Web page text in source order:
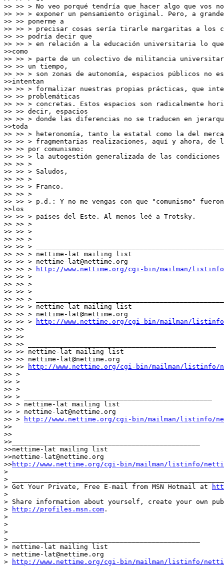
>> >> > No veo porqué tendría que hacer algo que vos
>> >> > exponer un pensamiento original. Pero, a
>> >> ponerme a
>> >> > precisar cosas sería tirarle margaritas a los
>> >> podría decir que
>> >> > en relación a la educación universitaria lo que
>>como
>> >> > parte de un colectivo de militancia
>> >> un tiempo,
>> >> > son zonas de autonomía, espacios públicos no
>>intentan
>> >> > formalizar nuestras propias prácticas, que
>> >> problemáticas
>> >> > concretas. Estos espacios son radicalmente
>> >> decir, espacios
>> >> > donde las diferencias no se traducen en
>>toda
>> >> > heteronomía, tanto la estatal como la del
>> >> > fragmentarias realizaciones, aquí y ahora, de
>> >> por comunismo:
>> >> > la autogestión generalizada de las
>> >> >
>> >> > Saludos,
>> >> >
>> >> > Franco.
>> >> >
>> >> > p.d.: Y no me vengas con que "comunismo"
>>los
>> >> > países del Este. Al menos leé a Trotsky.
>> >> >
>> >> >
>> >> >
>> >> > _______________________________________________
>> >> > nettime-lat mailing list
>> >> > nettime-lat@nettime.org
>> >> >
http://www.nettime.org/cgi-bin/mailman/
>> >> >
>> >> >
>> >> >
>> >> > _______________________________________________
>> >> > nettime-lat mailing list
>> >> > nettime-lat@nettime.org
>> >> >
http://www.nettime.org/cgi-bin/mailman/
>> >>
>> >>
>> >> _______________________________________________
>> >> nettime-lat mailing list
>> >> nettime-lat@nettime.org
>> >>
http://www.nettime.org/cgi-bin/mailman/listinfo/
>> >
>> >
>> >
>> > _______________________________________________
>> > nettime-lat mailing list
>> > nettime-lat@nettime.org
>> >
http://www.nettime.org/cgi-bin/mailman/listinfo/
>>
>>
>>_______________________________________________
>>nettime-lat mailing list
>>nettime-lat@nettime.org
>>http://www.nettime.org/cgi-bin/mailman/listinfo/
>
>
> Get Your Private, Free E-mail from MSN Hotmail at
>
> Share information about yourself, create your own
>
http://profiles.msn.com .
>
>
>
> _______________________________________________
> nettime-lat mailing list
> nettime-lat@nettime.org
>
http://www.nettime.org/cgi-bin/mailman/listinfo/